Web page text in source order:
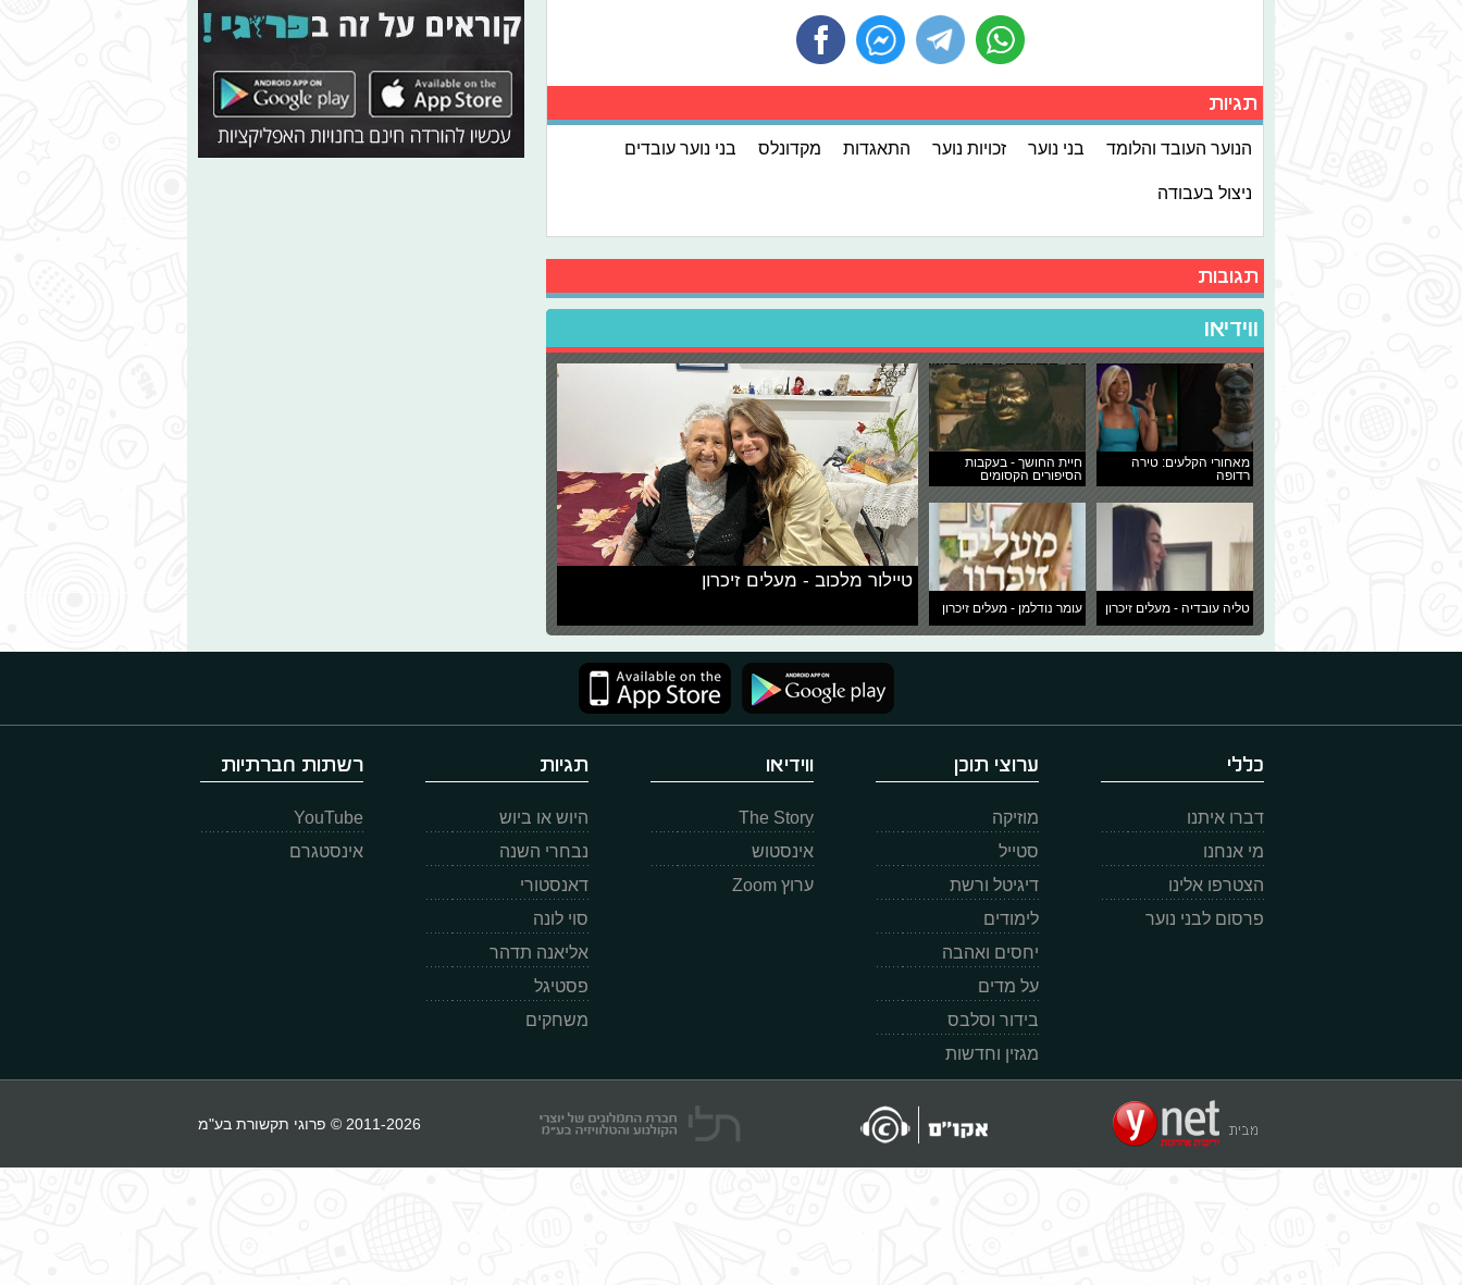
תגיות
הנוער העובד והלומד בני נוער זכויות נוער התאגדות מקדונלס בני נוער עובדים
ניצול בעבודה
תגובות
ווידיאו
מאחורי הקלעים: טירה
רדופה
חיית החושך - בעקבות
הסיפורים הקסומים
טליה עובדיה - מעלים זיכרון עומר נודלמן - מעלים זיכרון
טיילור מלכוב - מעלים זיכרון
כללי
דברו איתנו
מי אנחנו
הצטרפו אלינו
פרסום לבני נוער
ערוצי תוכן
מוזיקה
סטייל
דיגיטל ורשת
לימודים
יחסים ואהבה
על מדים
בידור וסלבס
מגזין וחדשות
ווידיאו
The Story
אינסטוש
ערוץ Zoom
תגיות
היוש או ביוש
נבחרי השנה
דאנסטורי
סוי לונה
אליאנה תדהר
פסטיגל
משחקים
רשתות חברתיות
YouTube
אינסטגרם
2011-2026 © פרוגי תקשורת בע"מ